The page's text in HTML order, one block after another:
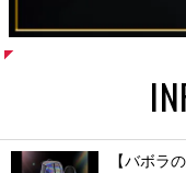
【バボラ